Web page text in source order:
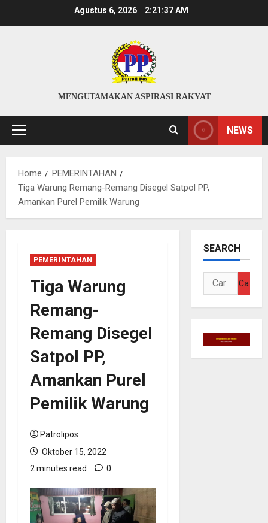
Agustus 6, 2026 2:21:38 AM
MENGUTAMAKAN ASPIRASI RAKYAT
Primary
NEWS
Home
PEMERINTAHAN
Tiga Warung Remang-Remang Disegel Satpol PP,
Amankan Purel Pemilik Warung
PEMERINTAHAN
Tiga Warung
Remang-
Remang Disegel
Satpol PP,
Amankan Purel
Pemilik Warung
Patrolipos
Oktober 15, 2022
2 minutes read
0
SEARCH
Cari
untuk: